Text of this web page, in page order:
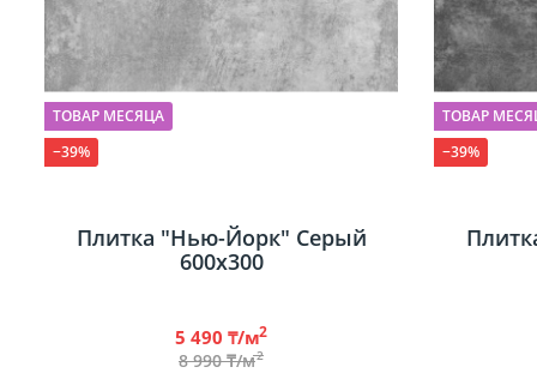
ТОВАР МЕСЯЦА
−39%
Плитка "Нью-Йорк" Серый
600х300
5 490 ₸/м2
8 990 ₸/м2
ТОВАР
−39%